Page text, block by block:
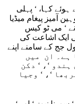
ہوئے کہا، ‘ پہلی
آميز پیغام میڈیا
‘ می ٹو کیس
ایک اشاعت کی
جج کے سامنے اپنے
لیا ہے۔ ان میں
‘، ‘ دکن
‘، ‘ وجیا